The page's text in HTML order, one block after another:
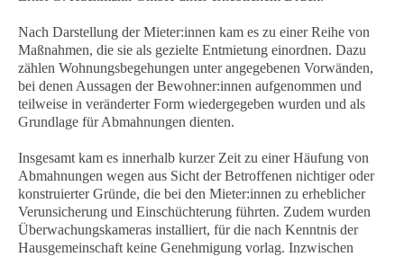
Nach Darstellung der Mieter:innen kam es zu einer Reihe von
Maßnahmen, die sie als gezielte Entmietung einordnen. Dazu
zählen Wohnungsbegehungen unter angegebenen Vorwänden,
bei denen Aussagen der Bewohner:innen aufgenommen und
teilweise in veränderter Form wiedergegeben wurden und als
Grundlage für Abmahnungen dienten.
Insgesamt kam es innerhalb kurzer Zeit zu einer Häufung von
Abmahnungen wegen aus Sicht der Betroffenen nichtiger oder
konstruierter Gründe, die bei den Mieter:innen zu erheblicher
Verunsicherung und Einschüchterung führten. Zudem wurden
Überwachungskameras installiert, für die nach Kenntnis der
Hausgemeinschaft keine Genehmigung vorlag. Inzwischen